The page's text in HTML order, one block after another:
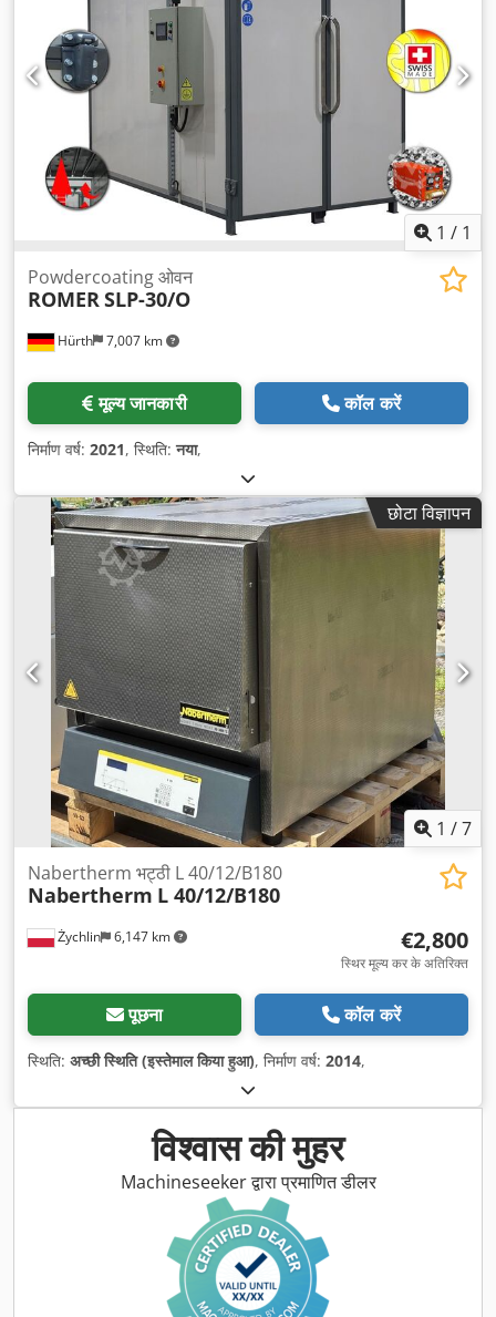
1 / 1
Hürth 7,007 km
Powdercoating ओवन
ROMERSLP-30/O
मूल्य जानकारी कॉल करें
निर्माण वर्ष: 2021, स्थिति:नया,
छोटा विज्ञापन
1 /7
Żychlin 6,147 km
Nabertherm भट्ठी L 40/12/B180
Nabertherm L 40/12/B180
€2,800
स्थिर मूल्य कर के अतिरिक्त
पूछना कॉल करें
स्थिति: अच्छी स्थिति (इस्तेमाल किया हुआ), निर्माण वर्ष: 2014,
विश्वास की मुहर
Machineseeker द्वारा प्रमाणित डीलर